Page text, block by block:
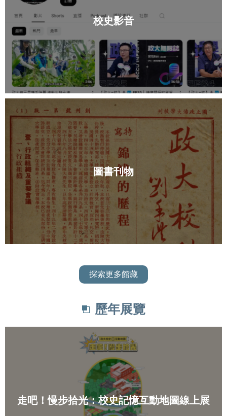
校史影音
圖書刊物
探索更多館藏
歷年展覽
走吧！慢步拾光：校史記憶互動地圖線上展